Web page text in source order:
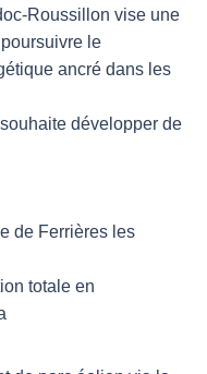
Roussillon vise une
le
ancré dans les
développer de
de Ferrières les
totale en